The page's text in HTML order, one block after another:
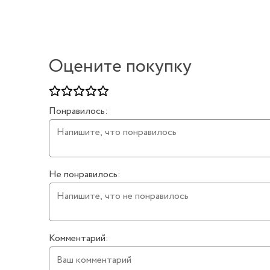
Оцените покупку
Понравилось:
Не понравилось:
Комментарий: